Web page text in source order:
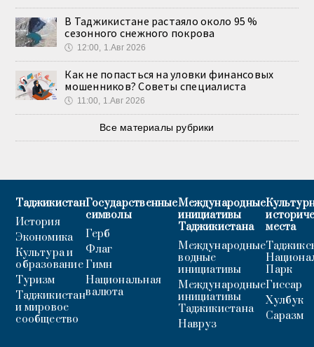
В Таджикистане растаяло около 95 %
сезонного снежного покрова
🕔 12:00, 1.Авг 2026
Как не попасться на уловки финансовых
мошенников? Советы специалиста
🕔 11:00, 1.Авг 2026
Все материалы рубрики
Таджикистан
История
Экономика
Культура и
образование
Туризм
Таджикистан
и мировое
сообщество
Государственные
символы
Герб
Флаг
Гимн
Национальная
валюта
Международные
инициативы
Таджикистана
Международные
водные
инициативы
Международные
инициативы
Таджикистана
Навруз
места
Парк
Гиссар
Хулбук
Саразм